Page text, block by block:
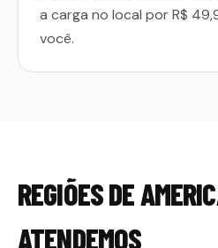
a carga no local por R$
você.
REGIÕES DE
ATENDEMOS